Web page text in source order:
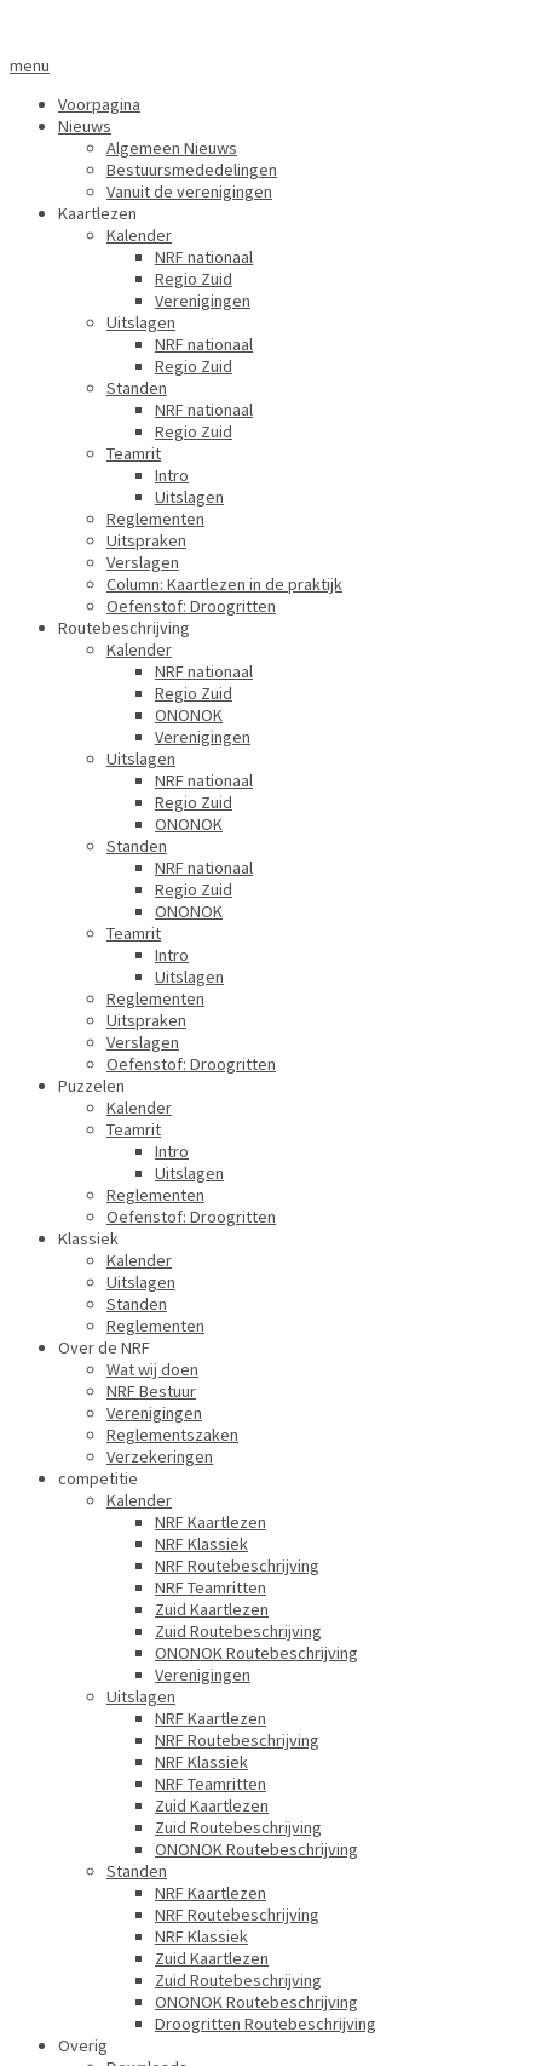
menu
Voorpagina
Nieuws
Algemeen Nieuws
Bestuursmededelingen
Vanuit de verenigingen
Kaartlezen
Kalender
NRF nationaal
Regio Zuid
Verenigingen
Uitslagen
NRF nationaal
Regio Zuid
Standen
NRF nationaal
Regio Zuid
Teamrit
Intro
Uitslagen
Reglementen
Uitspraken
Verslagen
Column: Kaartlezen in de praktijk
Oefenstof: Droogritten
Routebeschrijving
Kalender
NRF nationaal
Regio Zuid
ONONOK
Verenigingen
Uitslagen
NRF nationaal
Regio Zuid
ONONOK
Standen
NRF nationaal
Regio Zuid
ONONOK
Teamrit
Intro
Uitslagen
Reglementen
Uitspraken
Verslagen
Oefenstof: Droogritten
Puzzelen
Kalender
Teamrit
Intro
Uitslagen
Reglementen
Oefenstof: Droogritten
Klassiek
Kalender
Uitslagen
Standen
Reglementen
Over de NRF
Wat wij doen
NRF Bestuur
Verenigingen
Reglementszaken
Verzekeringen
competitie
Kalender
NRF Kaartlezen
NRF Klassiek
NRF Routebeschrijving
NRF Teamritten
Zuid Kaartlezen
Zuid Routebeschrijving
ONONOK Routebeschrijving
Verenigingen
Uitslagen
NRF Kaartlezen
NRF Routebeschrijving
NRF Klassiek
NRF Teamritten
Zuid Kaartlezen
Zuid Routebeschrijving
ONONOK Routebeschrijving
Standen
NRF Kaartlezen
NRF Routebeschrijving
NRF Klassiek
Zuid Kaartlezen
Zuid Routebeschrijving
ONONOK Routebeschrijving
Droogritten Routebeschrijving
Overig